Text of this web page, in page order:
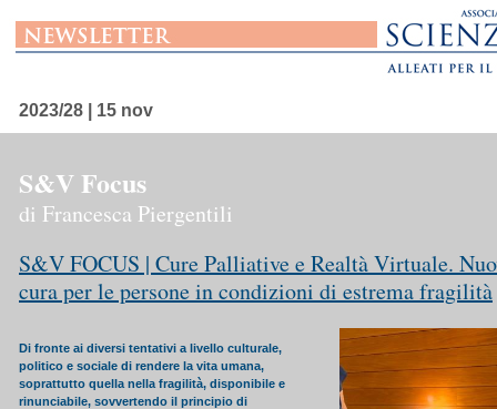
2023/28 | 15 nov
S&V Focus
di Francesca Piergentili
S&V FOCUS | Cure Palliative e Realtà Virtuale.
cura per le persone in condizioni di estrema fragilità
Di fronte ai diversi tentativi a livello culturale,
politico e sociale di rendere la vita umana,
soprattutto quella nella fragilità, disponibile e
rinunciabile, sovvertendo il principio di